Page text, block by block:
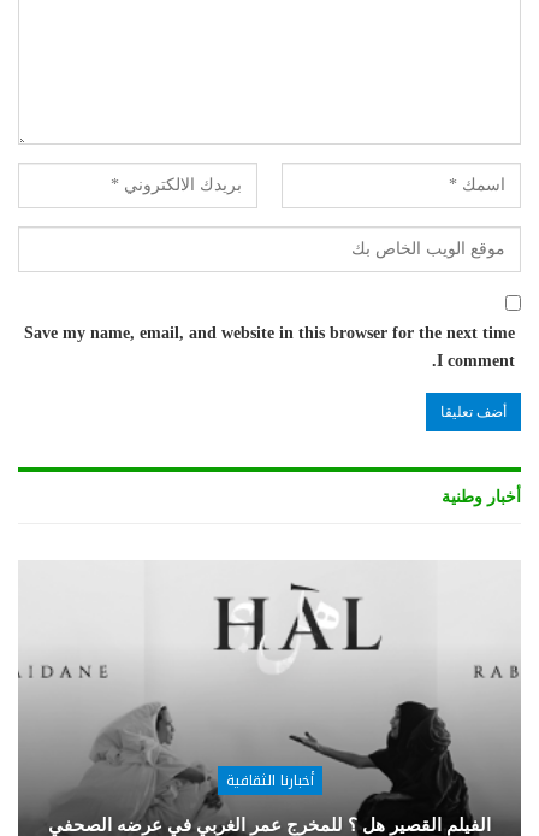
Save my name, email, and website in this browser for the next time
I comment.
أخبار وطنية
أخبارنا الثقافية
الفيلم القصير هل ؟ للمخرج عمر الغربي في عرضه الصحفي